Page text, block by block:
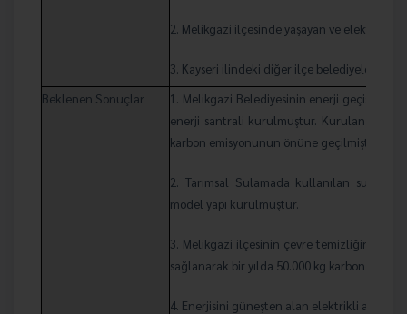
2. Melikgazi ilçesinde yaşayan ve elektrikli
3. Kayseri ilindeki diğer ilçe belediyeleri
Beklenen Sonuçlar
1. Melikgazi Belediyesinin enerji geçişine
enerji santrali kurulmuştur. Kurulan güneş
karbon emisyonunun önüne geçilmiştir.
2. Tarımsal Sulamada kullanılan su
model yapı kurulmuştur.
3. Melikgazi ilçesinin çevre temizliğinde
sağlanarak bir yılda 50.000 kg karbon
4. Enerjisini güneşten alan elektrikli araç